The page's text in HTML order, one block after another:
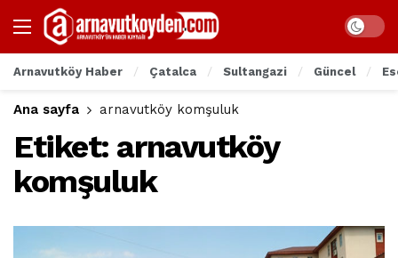
Arnavutköy Haber Çatalca Sultangazi Güncel
Ana sayfa arnavutköy komşuluk
Etiket: arnavutköy
komşuluk